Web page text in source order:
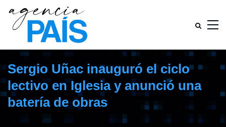
Sergio Uñac inauguró el ciclo
lectivo en Iglesia y anunció una
batería de obras